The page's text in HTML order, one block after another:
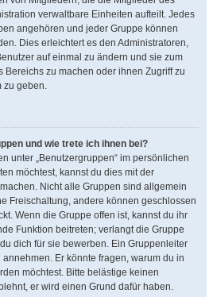
verwaltbare Einheiten aufteilt. Jedes
angehören und jeder Gruppe können
Dies erleichtert es den Administratoren,
auf einmal zu ändern und sie zum
Bereichs zu machen oder ihnen Zugriff zu
zu geben.
und wie trete ich ihnen bei?
unter „Benutzergruppen“ im persönlichen
möchtest, kannst du dies mit der
Nicht alle Gruppen sind allgemein
Freischaltung, andere können geschlossen
Wenn die Gruppe offen ist, kannst du ihr
Funktion beitreten; verlangt die Gruppe
dich für sie bewerben. Ein Gruppenleiter
Er könnte fragen, warum du in
möchtest. Bitte belästige keinen
er wird einen Grund dafür haben.